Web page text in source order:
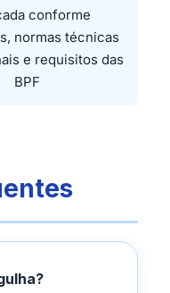
conforme
normas técnicas
e requisitos das
BPF